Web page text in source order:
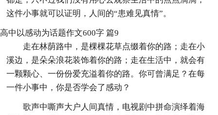
这件小事就可以证明，人间的“患难见真情”。
高中以感动为话题作文600字 篇9
走在林荫路中，是棵棵花草点缀着你的路；走在小
溪边，是朵朵浪花装饰着你的路；走在生活中，就会有
一颗颗心、一份份爱充溢着你的路。你可曾满足？在每
一件小事中，你是否学会了感动？
歌声中嘶声大户人间真情，电视剧中拼命演绎着海